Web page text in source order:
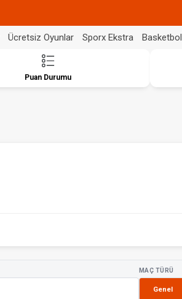
Ücretsiz Oyunlar Sporx Ekstra Basketbol
Puan Durumu
MAÇ TÜRÜ
Genel